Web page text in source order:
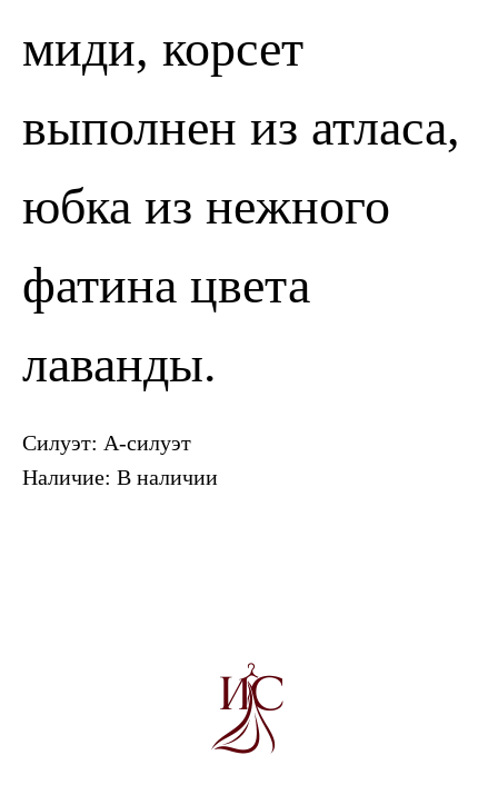
миди, корсет
выполнен из атласа,
юбка из нежного
фатина цвета
лаванды.
Силуэт: А-силуэт
Наличие: В наличии